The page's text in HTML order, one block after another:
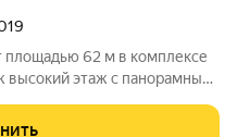
площадью 62 м в комплексе
красивый вид зимой